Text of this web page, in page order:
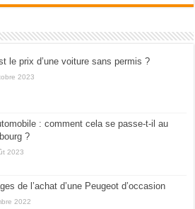
le prix d’une voiture sans permis ?
2023
: comment cela se passe-t-il au
?
2023
de l’achat d’une Peugeot d’occasion
2022